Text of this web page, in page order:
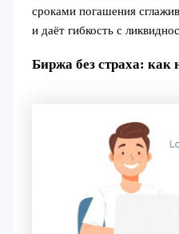
сроками погашения
и даёт гибкость с
Биржа без страха: как